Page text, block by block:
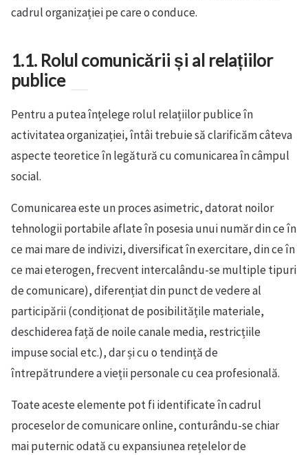
cadrul organizației pe care o conduce.
1.1. Rolul comunicării și al relațiilor
publice
Pentru a putea înțelege rolul relațiilor publice în
activitatea organizației, întâi trebuie să clarificăm câteva
aspecte teoretice în legătură cu comunicarea în câmpul
social.
Comunicarea este un proces asimetric, datorat noilor
tehnologii portabile aflate în posesia unui număr din ce în
ce mai mare de indivizi, diversificat în exercitare, din ce în
ce mai eterogen, frecvent intercalându-se multiple tipuri
de comunicare), diferențiat din punct de vedere al
participării (condiționat de posibilitățile materiale,
deschiderea față de noile canale media, restricțiile
impuse social etc.), dar și cu o tendință de
întrepătrundere a vieții personale cu cea profesională.
Toate aceste elemente pot fi identificate în cadrul
proceselor de comunicare online, conturându-se chiar
mai puternic odată cu expansiunea rețelelor de